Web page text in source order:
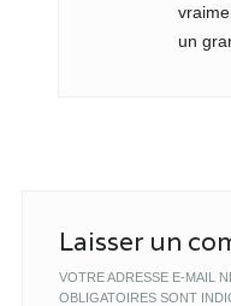
un
Laisser un
VOTRE ADRESSE E-MAIL
OBLIGATOIRES SONT